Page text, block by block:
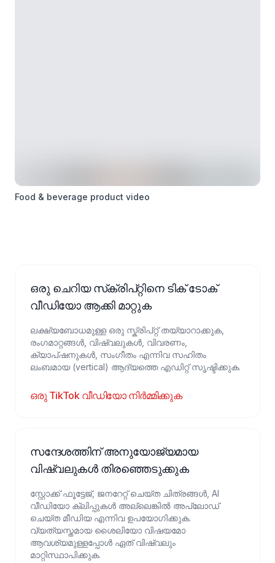
Food & beverage product video
ഒരു ചെറിയ സ്‌ക്രിപ്‌റ്റിനെ ടിക് ടോക്
വീഡിയോ ആക്കി മാറ്റുക
ലക്ഷ്യബോധമുള്ള ഒരു സ്ക്രിപ്റ്റ് തയ്യാറാക്കുക,
രംഗമാറ്റങ്ങൾ, വിഷ്വലുകൾ, വിവരണം,
ക്യാപ്ഷനുകൾ, സംഗീതം എന്നിവ സഹിതം
ലംബമായ (vertical) ആദ്യത്തെ എഡിറ്റ് സൃഷ്ടിക്കുക.
ഒരു TikTok വീഡിയോ നിർമ്മിക്കുക
സന്ദേശത്തിന് അനുയോജ്യമായ
വിഷ്വലുകൾ തിരഞ്ഞെടുക്കുക
സ്റ്റോക്ക് ഫൂട്ടേജ്, ജനറേറ്റ് ചെയ്ത ചിത്രങ്ങൾ, AI
വീഡിയോ ക്ലിപ്പുകൾ അല്ലെങ്കിൽ അപ്‌ലോഡ്
ചെയ്ത മീഡിയ എന്നിവ ഉപയോഗിക്കുക.
വ്യത്യസ്തമായ ശൈലിയോ വിഷയമോ
ആവശ്യമുള്ളപ്പോൾ ഏത് വിഷ്വലും
മാറ്റിസ്ഥാപിക്കുക.